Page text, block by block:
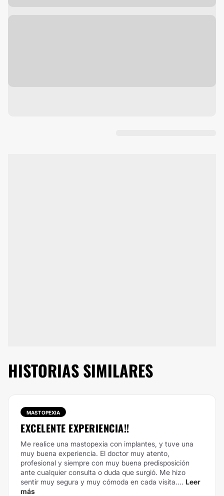
HISTORIAS SIMILARES
MASTOPEXIA
EXCELENTE EXPERIENCIA!!
Me realice una mastopexia con implantes, y tuve una
muy buena experiencia. El doctor muy atento,
profesional y siempre con muy buena predisposición
ante cualquier consulta o duda que surgió. Me hizo
sentir muy segura y muy cómoda en cada visita.... Leer
más